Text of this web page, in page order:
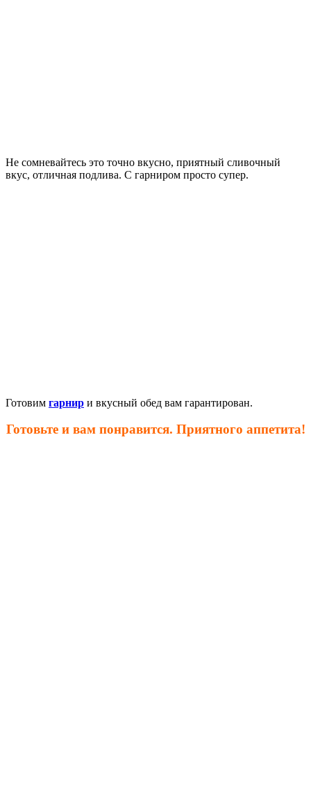
Не сомневайтесь это точно вкусно, приятный сливочный
вкус, отличная подлива. С гарниром просто супер.
Готовим гарнир и вкусный обед вам гарантирован.
Готовьте и вам понравится. Приятного аппетита!